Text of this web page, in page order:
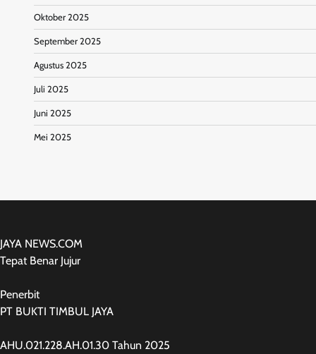
Oktober 2025
September 2025
Agustus 2025
Juli 2025
Juni 2025
Mei 2025
JAYA NEWS.COM
Tepat Benar Jujur
Penerbit
PT BUKTI TIMBUL JAYA
AHU.021.228.AH.01.30 Tahun 2025